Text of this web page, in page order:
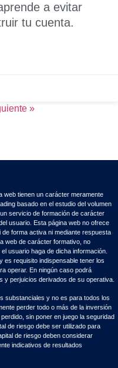
a evitar
tu cuenta.
»
web tienen un carácter meramente
basado en el estudio del volumen
servicio de formación de carácter
usuario. Esta página web no ofrece
forma activa ni mediante respuesta
web de carácter formativo, no
usuario haga de dicha información.
es requisito indispensable tener los
operar. En ningún caso podrá
y perjuicios derivados de su operativa.
substanciales y no es para todos los
perder todo o más de la inversión
sin poner en juego la seguridad
de riesgo debe ser utilizado para
de riesgo deben considerar
indicativos de resultados